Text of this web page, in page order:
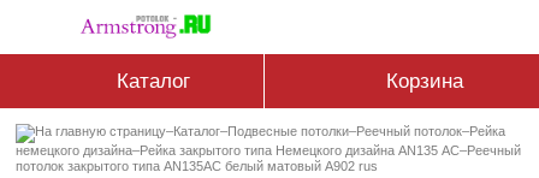
Каталог Корзина
–Каталог–Подвесные потолки–Реечный потолок–Рейка
немецкого дизайна–Рейка закрытого типа Немецкого дизайна АN135 АС–Реечный
потолок закрытого типа AN135AС белый матовый А902 rus